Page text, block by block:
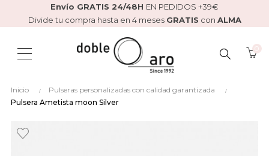
Envío GRATIS 24/48H EN PEDIDOS +39€
Divide tu compra hasta en 4 meses GRATIS con ALMA
BUSCAR
AQUÍ...
Inicio
Pulseras personalizadas con calidad garantizada
Pulsera Ametista moon Silver